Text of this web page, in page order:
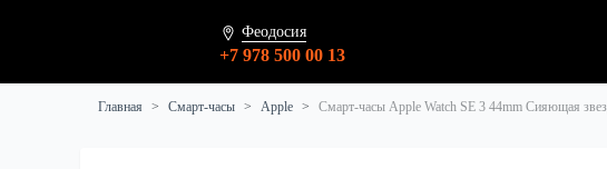
Феодосия
+7 978 500 00 13
Главная Смарт-часы Apple Смарт-часы Apple Watch SE 3 44mm Сияющая